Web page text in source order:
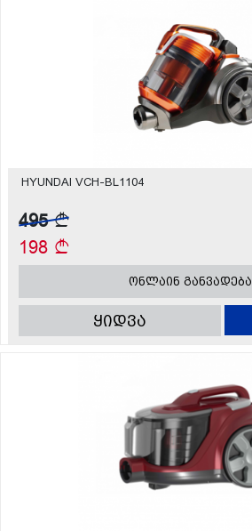
HYUNDAI VCH-BL1104
495
198
ონლაინ განვადება
ყიდვა